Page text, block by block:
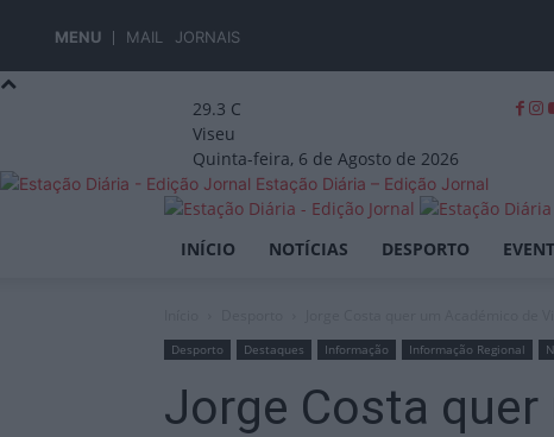
MENU MAIL JORNAIS
29.3 C
Viseu
Quinta-feira, 6 de Agosto de 2026
Estação Diária – Edição Jornal
INÍCIO NOTÍCIAS DESPORTO
Desporto Destaques Informação Informação Regional
Jorge Costa quer